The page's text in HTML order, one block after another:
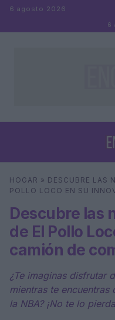
Saltar al contenido
6 agosto 2026
6
Buscar
HOGAR » DESCUBRE LAS
POLLO LOCO EN SU
Descubre las
de El Pollo
camión de
¿Te imaginas disfrutar
mientras te encuentras
la NBA? ¡No te lo